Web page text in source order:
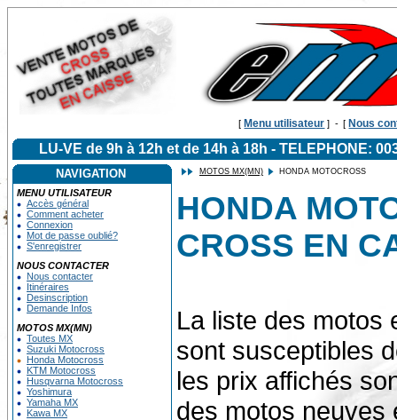
[ Menu utilisateur ] - [ Nous
LU-VE de 9h à 12h et de 14h à 18h - TELEPHONE:
NAVIGATION
MENU UTILISATEUR
Accès général
Comment acheter
Connexion
Mot de passe oublié?
S'enregistrer
NOUS CONTACTER
Nous contacter
Itinéraires
Desinscription
Demande Infos
MOTOS MX(MN)
Toutes MX
Suzuki Motocross
Honda Motocross
KTM Motocross
Husqvarna Motocross
Yoshimura
Yamaha MX
Kawa MX
MOTOS MX(MN) HONDA MOTOCROSS
HONDA
CROSS EN
La liste des motos
sont susceptibles
les prix affichés
des motos neuves